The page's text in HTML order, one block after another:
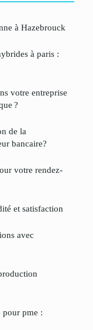
à Hazebrouck
à paris :
votre entreprise
?
de la
bancaire?
votre rendez-
et satisfaction
avec
pour pme :